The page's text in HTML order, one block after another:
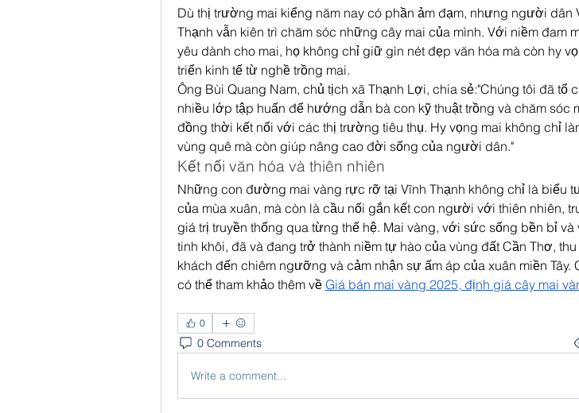
Dù thị trường mai kiểng năm nay có phần ảm đạm, nhưng người dân
Thạnh vẫn kiên trì chăm sóc những cây mai của mình. Với niềm đam
yêu dành cho mai, họ không chỉ giữ gìn nét đẹp văn hóa mà còn hy
triển kinh tế từ nghề trồng mai.
Ông Bùi Quang Nam, chủ tịch xã Thạnh Lợi, chia sẻ:"Chúng tôi đã tổ
nhiều lớp tập huấn để hướng dẫn bà con kỹ thuật trồng và chăm sóc
đồng thời kết nối với các thị trường tiêu thụ. Hy vọng mai không chỉ
vùng quê mà còn giúp nâng cao đời sống của người dân."
Kết nối văn hóa và thiên nhiên
Những con đường mai vàng rực rỡ tại Vĩnh Thạnh không chỉ là biểu
của mùa xuân, mà còn là cầu nối gắn kết con người với thiên nhiên,
giá trị truyền thống qua từng thế hệ. Mai vàng, với sức sống bền bỉ và
tinh khôi, đã và đang trở thành niềm tự hào của vùng đất Cần Thơ, thu
khách đến chiêm ngưỡng và cảm nhận sự ấm áp của xuân miền Tây.
có thể tham khảo thêm về Giá bán mai vàng 2025, định giá cây mai
0
0 Comments
Write a comment...